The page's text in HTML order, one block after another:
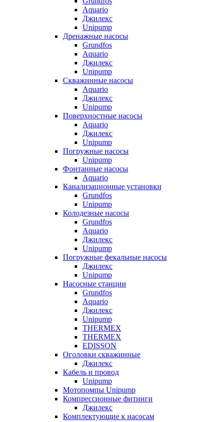
Aquario
Джилекс
Unipump
Дренажные насосы
Grundfos
Aquario
Джилекс
Unipump
Скважинные насосы
Aquario
Джилекс
Unipump
Поверхностные насосы
Aquario
Джилекс
Unipump
Погружные насосы
Unipump
Фонтанные насосы
Aquario
Канализационные установки
Grundfos
Unipump
Колодезные насосы
Grundfos
Aquario
Джилекс
Unipump
Погружные фекальные насосы
Джилекс
Unipump
Насосные станции
Grundfos
Aquario
Джилекс
Unipump
THERMEX
THERMEX
EDISSON
Оголовки скважинные
Джилекс
Кабель и провод
Unipump
Мотопомпы Unipump
Компрессионные фитинги
Джилекс
Комплектующие к насосам